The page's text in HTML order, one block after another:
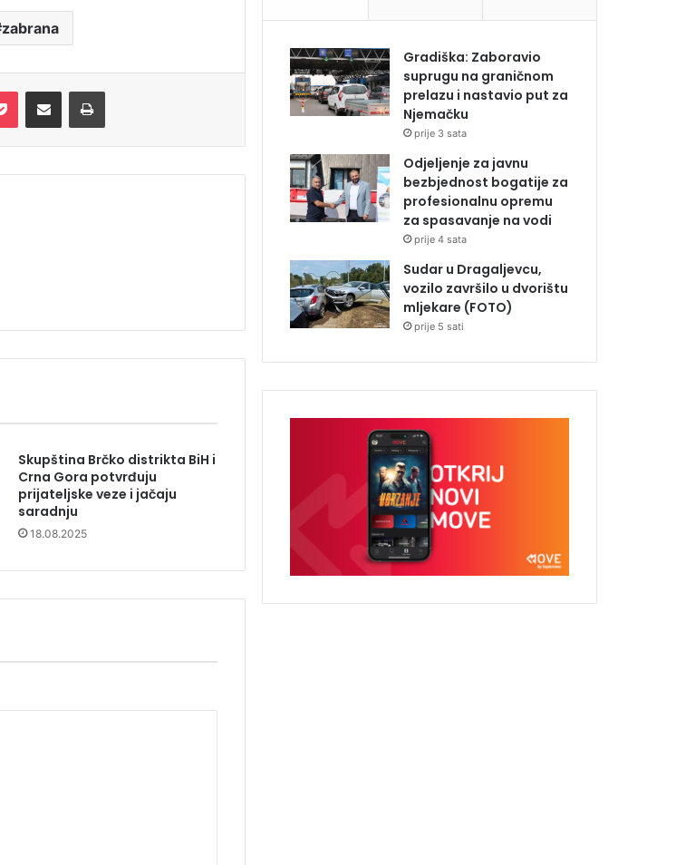
zabrana
Skupština Brčko distrikta BiH i
Crna Gora potvrđuju
prijateljske veze i jačaju
saradnju
18.08.2025
Gradiška: Zaboravio
suprugu na graničnom
prelazu i nastavio put za
Njemačku
prije 3 sata
Odjeljenje za javnu
bezbjednost bogatije za
profesionalnu opremu
za spasavanje na vodi
prije 4 sata
Sudar u Dragaljevcu,
vozilo završilo u dvorištu
mljekare (FOTO)
prije 5 sati